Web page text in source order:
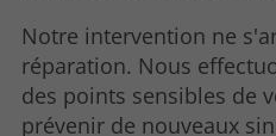
Notre intervention ne
réparation. Nous
des points sensibles de
prévenir de nouveaux